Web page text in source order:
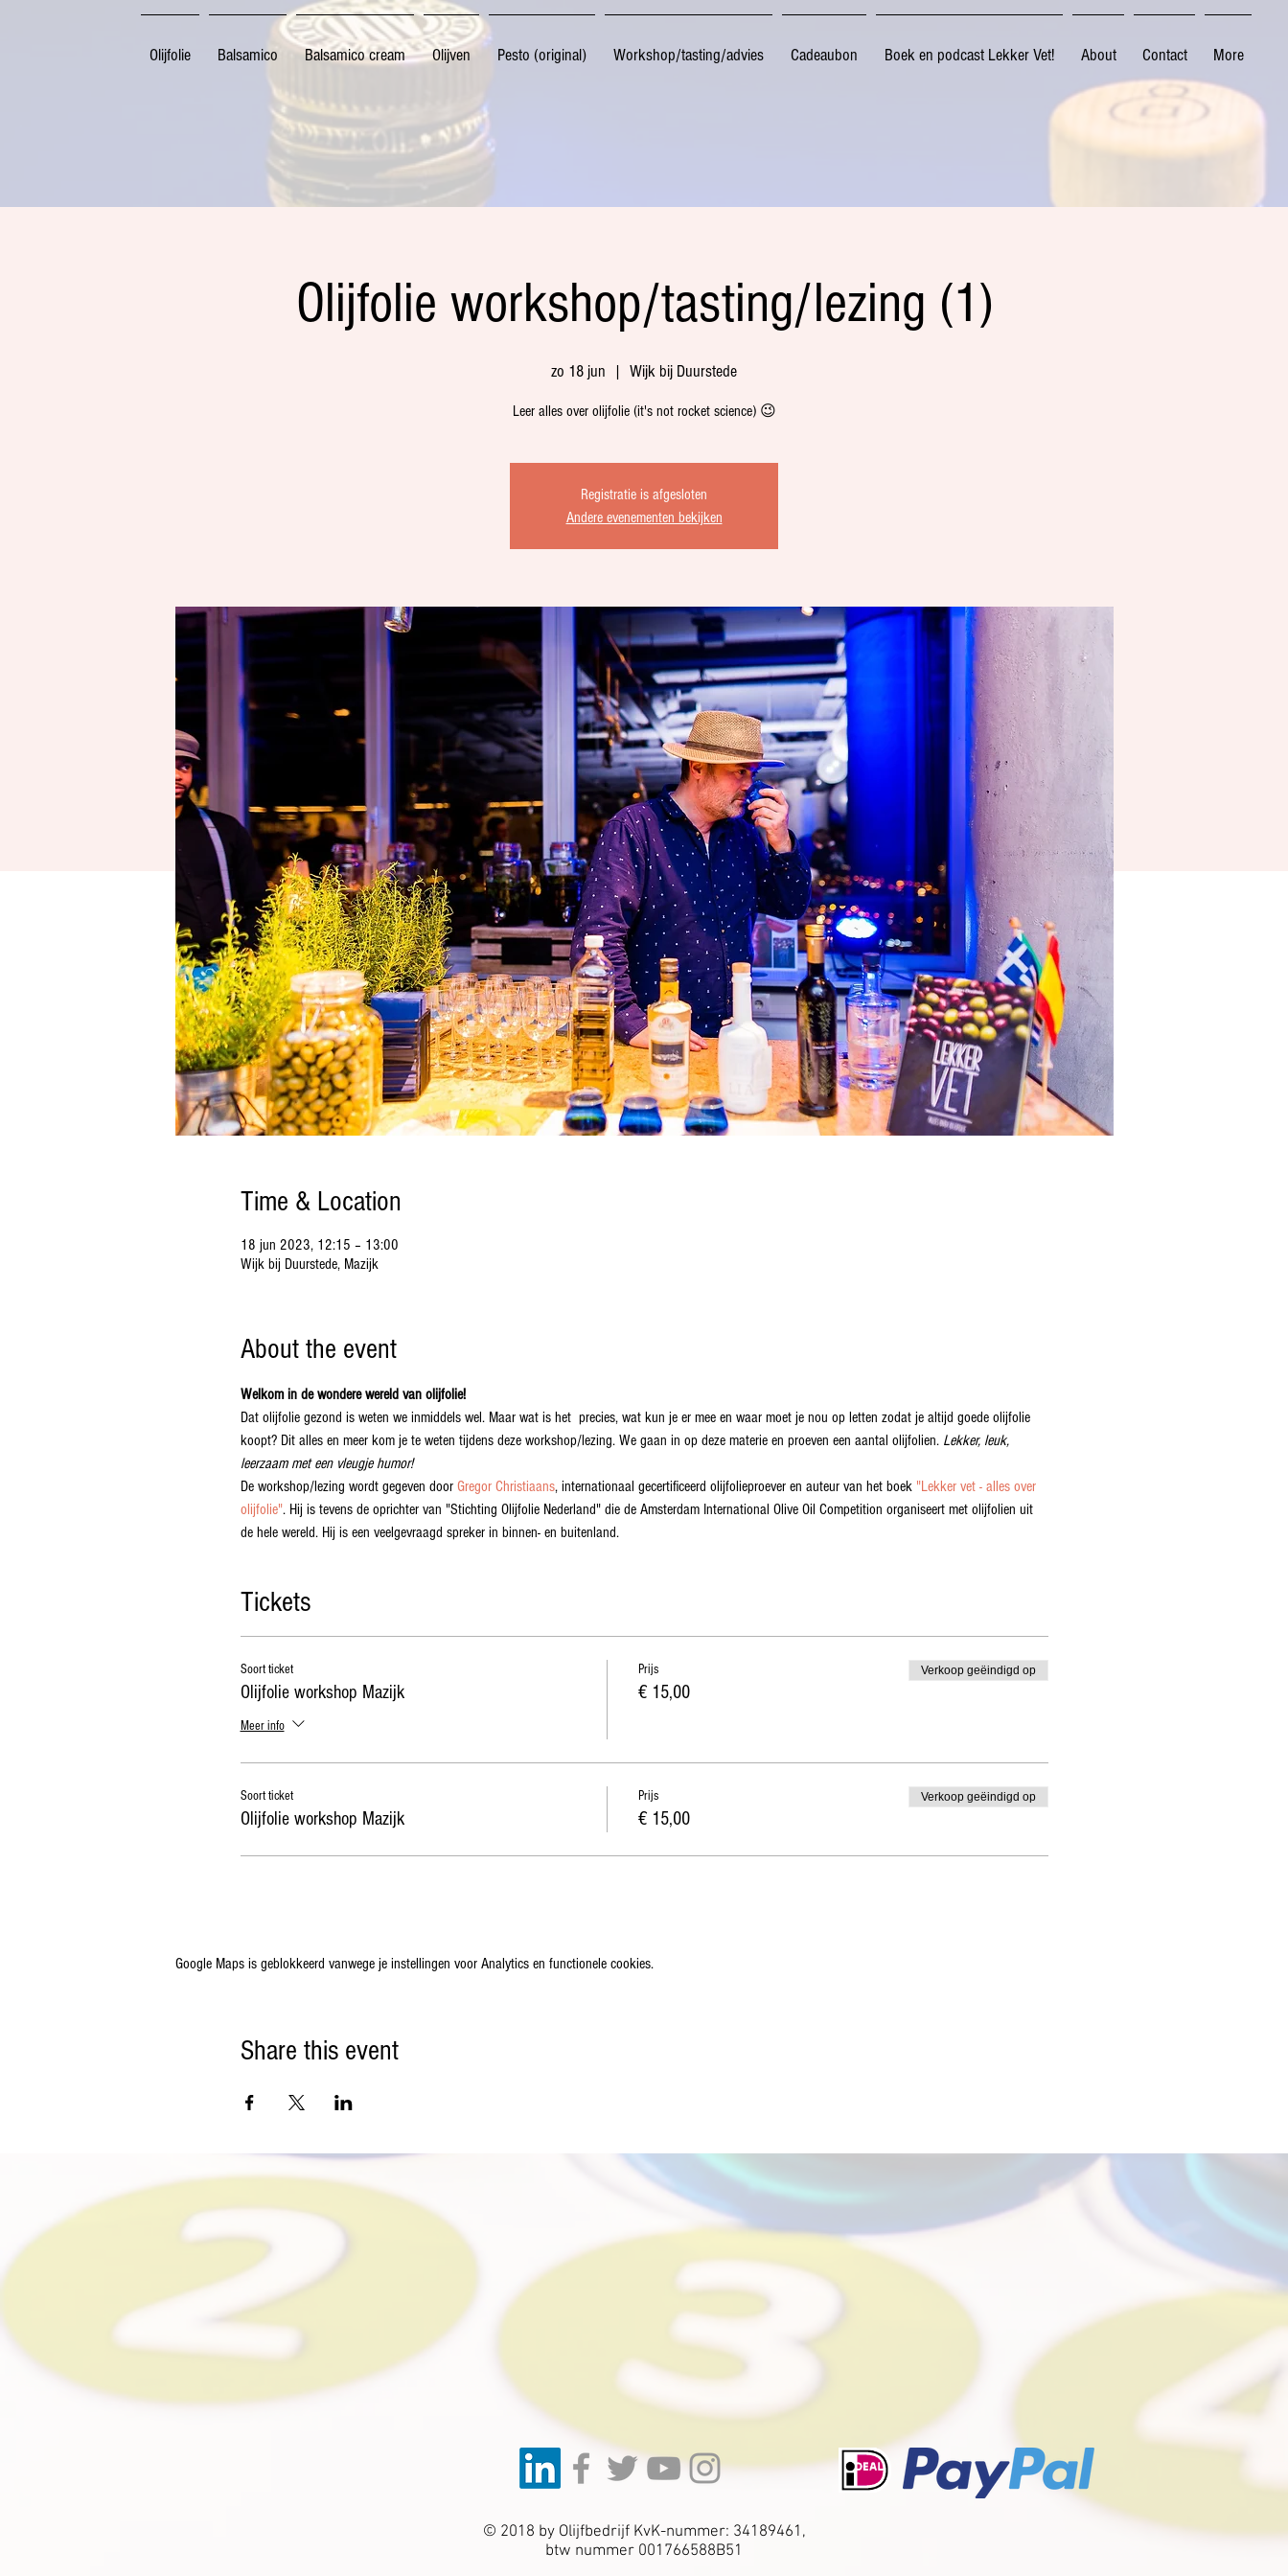
Olijfolie Balsamico Balsamico cream Olijven Pesto (original) Workshop/tasting/advies Cadeaubon Boek en podcast Lekker Vet! About Contact More
Olijfolie workshop/tasting/lezing (1)
zo 18 jun
  |
Wijk bij Duurstede
Leer alles over olijfolie (it's not rocket science) 😉
Registratie is afgesloten
Andere evenementen bekijken
Time & Location
18 jun 2023, 12:15 – 13:00
Wijk bij Duurstede, Mazijk
About the event
Welkom in de wondere wereld van olijfolie!
Dat olijfolie gezond is weten we inmiddels wel. Maar wat is het  precies, wat kun je er mee en waar moet je nou op letten zodat je altijd goede olijfolie
koopt? Dit alles en meer kom je te weten tijdens deze workshop/lezing. We gaan in op deze materie en proeven een aantal olijfolien. Lekker, leuk,
leerzaam met een vleugje humor!
De workshop/lezing wordt gegeven door Gregor Christiaans, internationaal gecertificeerd olijfolieproever en auteur van het boek "Lekker vet - alles over
olijfolie". Hij is tevens de oprichter van "Stichting Olijfolie Nederland" die de Amsterdam International Olive Oil Competition organiseert met olijfolien uit
de hele wereld. Hij is een veelgevraagd spreker in binnen- en buitenland.
Tickets
Soort ticket
Olijfolie workshop Mazijk
Meer info
Prijs
€ 15,00
Verkoop geëindigd op
Soort ticket
Olijfolie workshop Mazijk
Prijs
€ 15,00
Verkoop geëindigd op
Google Maps is geblokkeerd vanwege je instellingen voor Analytics en functionele cookies.
Share this event
© 2018 by Olijfbedrijf KvK-nummer: 34189461,
btw nummer 001766588B51